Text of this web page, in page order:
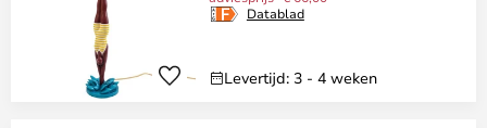
Datablad
Levertijd: 3 - 4 weken